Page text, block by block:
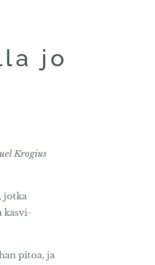
jo
Krogius
jotka
kasvi­
pitoa, ja